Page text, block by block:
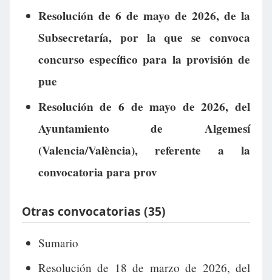
Resolución de 6 de mayo de 2026, de la
Subsecretaría, por la que se convoca
concurso específico para la provisión de
pue
Resolución de 6 de mayo de 2026, del
Ayuntamiento de Algemesí
(Valencia/València), referente a la
convocatoria para prov
Otras convocatorias (35)
Sumario
Resolución de 18 de marzo de 2026, del